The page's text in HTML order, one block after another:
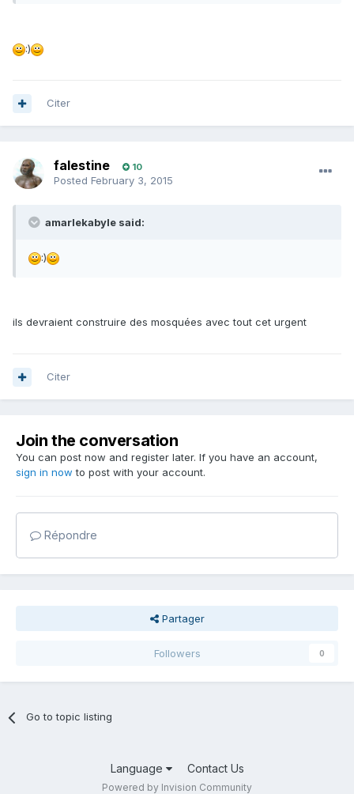
:)
Citer
falestine 10
Posted February 3, 2015
amarlekabyle said:
:)
ils devraient construire des mosquées avec tout cet urgent
Citer
Join the conversation
You can post now and register later. If you have an account,
sign in now to post with your account.
Répondre
Partager
Followers 0
Go to topic listing
Language Contact Us
Powered by Invision Community